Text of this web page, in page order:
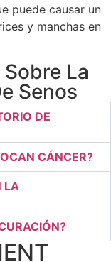
puede causar un
y manchas en
La
Senos
DE
CÁNCER?
LA